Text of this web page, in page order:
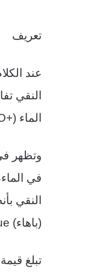
تعريف
عند
النقي
الماء
وتظهر
في
النقي
(باهاء)
تبلغ